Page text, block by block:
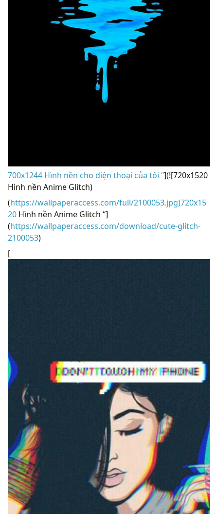
700x1244 Hình nền cho điện thoại của tôi “](![720x1520
Hình nền Anime Glitch)
( https://wallpaperaccess.com/full/2100053.jpg)720x15
20Hình nền Anime Glitch “]
(https://wallpaperaccess.com/download/cute-glitch-
2100053)
[